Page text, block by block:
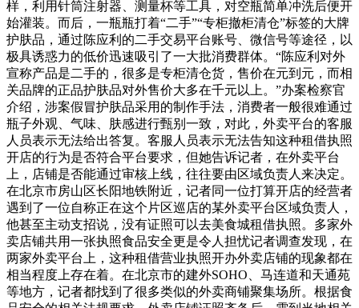
样，利用针筒注射器、测量杯等工具，对空瓶简单冲洗后便开
始灌装。而后，一瓶瓶打着“二手”“专柜撤柜清仓”标签的大牌
护肤品，通过陈应利的二手交易平台账号、微信号等途径，以
极具诱惑力的低价迅速吸引了一大批消费群体。“陈应利对外
宣称产品是二手的，很多是专柜清仓货，售价在元到元，而相
关品牌的正品护肤品对外售价大多在千元以上。”办案检察官
介绍，涉案假冒护肤品采用的制作手法，消费者一般很难通过
瓶子外观、气味、肤感进行甄别一致，对此，外卖平台的客服
人员表示无法给出答复。客服人员表示无法告知这种租借执照
开店的行为是否符合平台要求，但她告诉记者，在外卖平台
上，店铺是否能通过审核上线，往往要由区域负责人来决定。
在北京市房山区长阳地铁附近，记者同一位打算开店的经营者
遇到了一位自称正在这个片区巡店的某外卖平台区域负责人，
他甚至主动支招说，没有证照可以去美食城租借执照。多家外
卖店铺共用一张执照食品安全更是令人担忧记者调查发现，在
两家外卖平台上，这种租借营业执照开办外卖店铺的现象都在
相当程度上存在着。在北京市的建外SOHO、马连道和天通苑
等地方，记者都找到了很多类似的外卖商铺聚集场所。根据食